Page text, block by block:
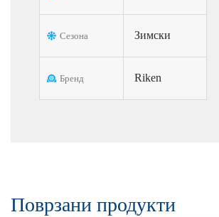
Сезона Зимски
Бренд Riken
Поврзани продукти